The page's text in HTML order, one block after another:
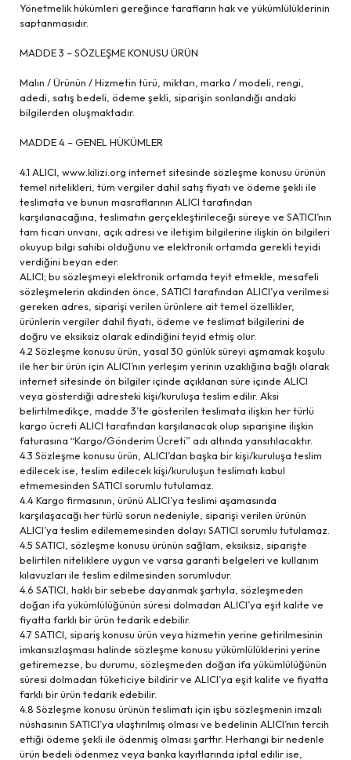
Yönetmelik hükümleri gereğince tarafların hak ve yükümlülüklerinin
saptanmasıdır.
MADDE 3 – SÖZLEŞME KONUSU ÜRÜN
Malın / Ürünün / Hizmetin türü, miktarı, marka / modeli, rengi,
adedi, satış bedeli, ödeme şekli, siparişin sonlandığı andaki
bilgilerden oluşmaktadır.
MADDE 4 – GENEL HÜKÜMLER
4.1 ALICI, www.kilizi.org internet sitesinde sözleşme konusu ürünün
temel nitelikleri, tüm vergiler dahil satış fiyatı ve ödeme şekli ile
teslimata ve bunun masraflarının ALICI tarafından
karşılanacağına, teslimatın gerçekleştirileceği süreye ve SATICI’nın
tam ticari unvanı, açık adresi ve iletişim bilgilerine ilişkin ön bilgileri
okuyup bilgi sahibi olduğunu ve elektronik ortamda gerekli teyidi
verdiğini beyan eder.
ALICI; bu sözleşmeyi elektronik ortamda teyit etmekle, mesafeli
sözleşmelerin akdinden önce, SATICI tarafından ALICI’ya verilmesi
gereken adres, siparişi verilen ürünlere ait temel özellikler,
ürünlerin vergiler dahil fiyatı, ödeme ve teslimat bilgilerini de
doğru ve eksiksiz olarak edindiğini teyid etmiş olur.
4.2 Sözleşme konusu ürün, yasal 30 günlük süreyi aşmamak koşulu
ile her bir ürün için ALICI’nın yerleşim yerinin uzaklığına bağlı olarak
internet sitesinde ön bilgiler içinde açıklanan süre içinde ALICI
veya gösterdiği adresteki kişi/kuruluşa teslim edilir. Aksi
belirtilmedikçe, madde 3’te gösterilen teslimata ilişkin her türlü
kargo ücreti ALICI tarafından karşılanacak olup siparişine ilişkin
faturasına “Kargo/Gönderim Ücreti” adı altında yansıtılacaktır.
4.3 Sözleşme konusu ürün, ALICI’dan başka bir kişi/kuruluşa teslim
edilecek ise, teslim edilecek kişi/kuruluşun teslimatı kabul
etmemesinden SATICI sorumlu tutulamaz.
4.4 Kargo firmasının, ürünü ALICI’ya teslimi aşamasında
karşılaşacağı her türlü sorun nedeniyle, siparişi verilen ürünün
ALICI’ya teslim edilememesinden dolayı SATICI sorumlu tutulamaz.
4.5 SATICI, sözleşme konusu ürünün sağlam, eksiksiz, siparişte
belirtilen niteliklere uygun ve varsa garanti belgeleri ve kullanım
kılavuzları ile teslim edilmesinden sorumludur.
4.6 SATICI, haklı bir sebebe dayanmak şartıyla, sözleşmeden
doğan ifa yükümlülüğünün süresi dolmadan ALICI’ya eşit kalite ve
fiyatta farklı bir ürün tedarik edebilir.
4.7 SATICI, sipariş konusu ürün veya hizmetin yerine getirilmesinin
imkansızlaşması halinde sözleşme konusu yükümlülüklerini yerine
getiremezse, bu durumu, sözleşmeden doğan ifa yükümlülüğünün
süresi dolmadan tüketiciye bildirir ve ALICI’ya eşit kalite ve fiyatta
farklı bir ürün tedarik edebilir.
4.8 Sözleşme konusu ürünün teslimatı için işbu sözleşmenin imzalı
nüshasının SATICI’ya ulaştırılmış olması ve bedelinin ALICI’nın tercih
ettiği ödeme şekli ile ödenmiş olması şarttır. Herhangi bir nedenle
ürün bedeli ödenmez veya banka kayıtlarında iptal edilir ise,